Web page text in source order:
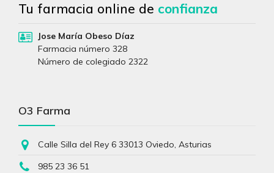
Tu farmacia online de confianza
Jose María Obeso Díaz
Farmacia número 328
Número de colegiado 2322
O3 Farma
Calle Silla del Rey 6 33013 Oviedo, Asturias
985 23 36 51